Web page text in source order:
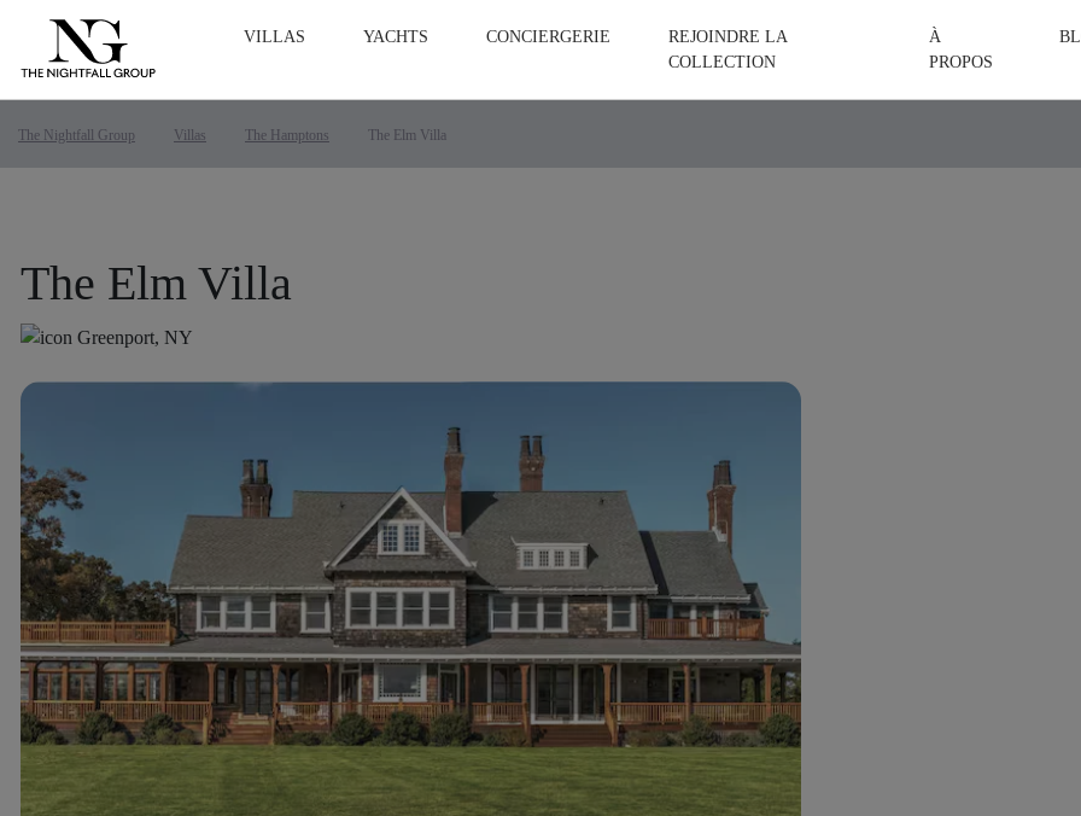
VILLAS YACHTS CONCIERGERIE
REJOINDRE LA
COLLECTION
À
PROPOS
The Nightfall Group Villas The Hamptons The Elm Villa
The Elm Villa
Greenport, NY